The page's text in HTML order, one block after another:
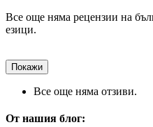
Все още няма рецензии на
езици.
Покажи
Все още няма отзиви.
От нашия блог: